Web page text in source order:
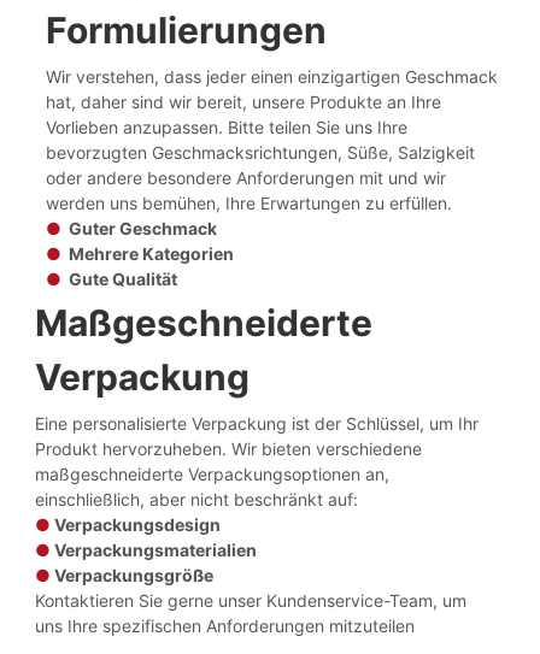
Formulierungen
Wir verstehen, dass jeder einen einzigartigen Geschmack
hat, daher sind wir bereit, unsere Produkte an Ihre
Vorlieben anzupassen. Bitte teilen Sie uns Ihre
bevorzugten Geschmacksrichtungen, Süße, Salzigkeit
oder andere besondere Anforderungen mit und wir
werden uns bemühen, Ihre Erwartungen zu erfüllen.
● Guter Geschmack
● Mehrere Kategorien
● Gute Qualität
Maßgeschneiderte
Verpackung
Eine personalisierte Verpackung ist der Schlüssel, um Ihr
Produkt hervorzuheben. Wir bieten verschiedene
maßgeschneiderte Verpackungsoptionen an,
einschließlich, aber nicht beschränkt auf:
●Verpackungsdesign
●Verpackungsmaterialien
●Verpackungsgröße
Kontaktieren Sie gerne unser Kundenservice-Team, um
uns Ihre spezifischen Anforderungen mitzuteilen